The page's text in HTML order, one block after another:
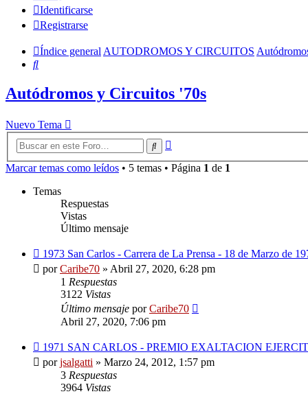
Identificarse
Registrarse
Índice generalAUTODROMOS Y CIRCUITOS
Buscar
Autódromos y Circuitos '70s
Nuevo Tema
Buscar
Marcar temas como leídos • 5 temas • Página 1 de 1
Temas
Respuestas
Vistas
Último mensaje
1973 San Carlos - Carrera de La Prensa - 18 de Marzo de
porCaribe70 » Abril 27, 2020, 6:28 pm
1 Respuestas
3122 Vistas
Último mensaje porCaribe70
Abril 27, 2020, 7:06 pm
1971 SAN CARLOS - PREMIO EXALTACION
porjsalgatti » Marzo 24, 2012, 1:57 pm
3 Respuestas
3964 Vistas